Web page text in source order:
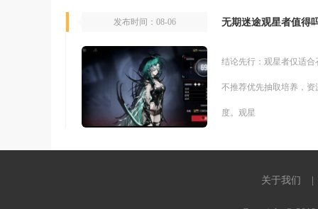
发布时间：08-06 无期迷途观星者值得
结论先行：观星者仅适
不推荐优先抽取培养，
度。观星
关于我们